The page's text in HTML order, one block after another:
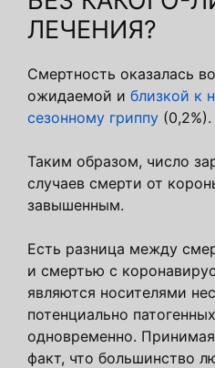
ЛЕЧЕНИЯ?
Смертность оказалась
ожидаемой и близкой к
сезонному гриппу (0,2%).
Таким образом, число
случаев смерти от
завышенным.
Есть разница между
и смертью с
являются носителями
потенциально
одновременно.
факт, что большинство